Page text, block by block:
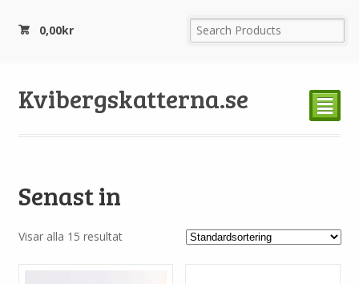
0,00kr
Kvibergskatterna.se ²
Senast in
Visar alla 15 resultat